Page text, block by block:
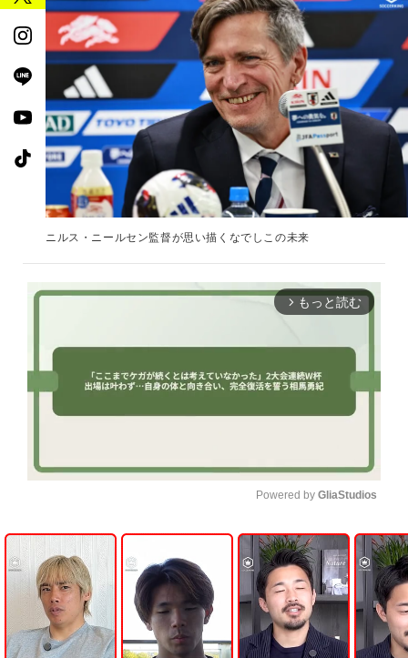
ニルス・ニールセン監督が思い描くなでしこの未来
arrow_forward_ios もっと読む
U
n
m
u
t
e
Powered by GliaStudios